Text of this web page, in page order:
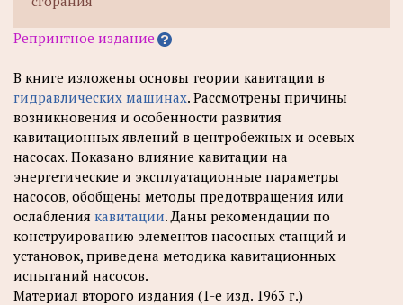
Репринтное издание
В книге изложены основы теории кавитации в
гидравлических машинах. Рассмотрены причины
возникновения и особенности развития
кавитационных явлений в центробежных и осевых
насосах. Показано влияние кавитации на
энергетические и эксплуатационные параметры
насосов, обобщены методы предотвращения или
ослабления кавитации. Даны рекомендации по
конструированию элементов насосных станций и
установок, приведена методика кавитационных
испытаний насосов.
Материал второго издания (1-е изд. 1963 г.)